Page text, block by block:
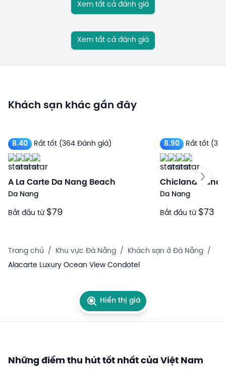
Xem tất cả đánh giá
Xem tất cả đánh giá
Khách sạn khác gần đây
8.40 Rất tốt (364 Đánh giá)
A La Carte Da Nang Beach
Da Nang
Bắt đầu từ $79
8.90 Rất tốt
Chicland
Da Nang
Bắt đầu từ $73
Trang chủ / Khu vực Đà Nẵng / Khách sạn ở Đà Nẵng /
Alacarte Luxury Ocean View Condotel
Hiển thị giá
Những điểm thu hút tốt nhất của Việt Nam